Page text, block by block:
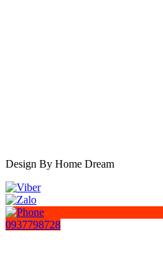
Design By Home Dream
0937798728